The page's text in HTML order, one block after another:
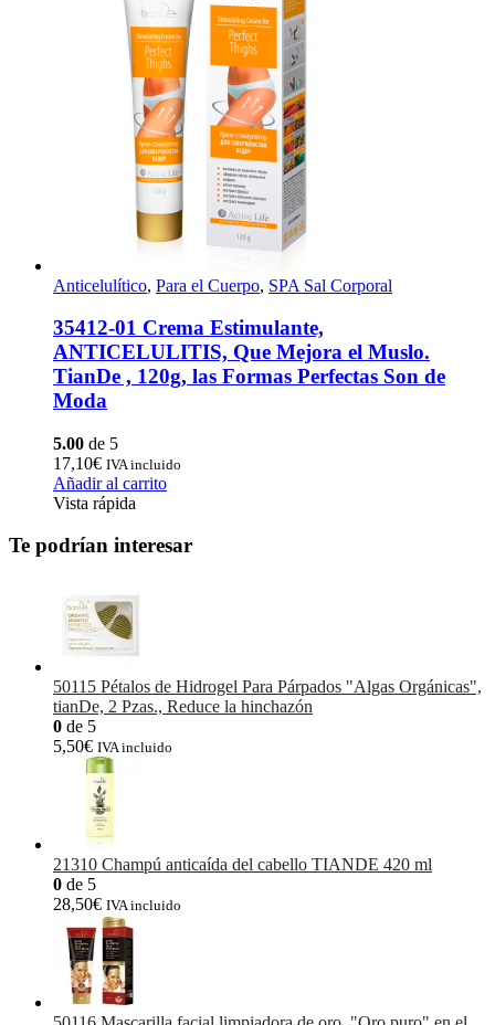
Anticelulítico, Para el Cuerpo, SPA Sal Corporal
35412-01 Crema Estimulante,
ANTICELULITIS, Que Mejora el Muslo.
TianDe , 120g, las Formas Perfectas Son de
Moda
5.00 de 5
17,10€ IVA incluido
Añadir al carrito
Vista rápida
Te podrían interesar
50115 Pétalos de Hidrogel Para Párpados "Algas Orgánicas",
tianDe, 2 Pzas., Reduce la hinchazón
0 de 5
5,50€ IVA incluido
21310 Champú anticaída del cabello TIANDE 420 ml
0 de 5
28,50€ IVA incluido